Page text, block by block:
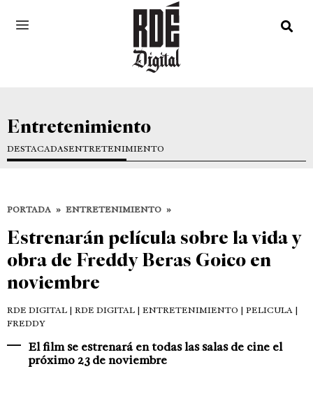
Entretenimiento
DESTACADASENTRETENIMIENTO
PORTADA » ENTRETENIMIENTO »
Estrenarán película sobre la vida y
obra de Freddy Beras Goico en
noviembre
RDE DIGITAL | RDE DIGITAL | ENTRETENIMIENTO | PELICULA |
FREDDY
El film se estrenará en todas las salas de cine el
próximo 23 de noviembre